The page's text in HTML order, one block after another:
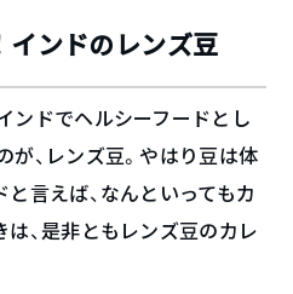
インドのレンズ豆
ンドでヘルシーフードとし
、レンズ豆。やはり豆は体
言えば、なんといってもカ
、是非ともレンズ豆のカレ